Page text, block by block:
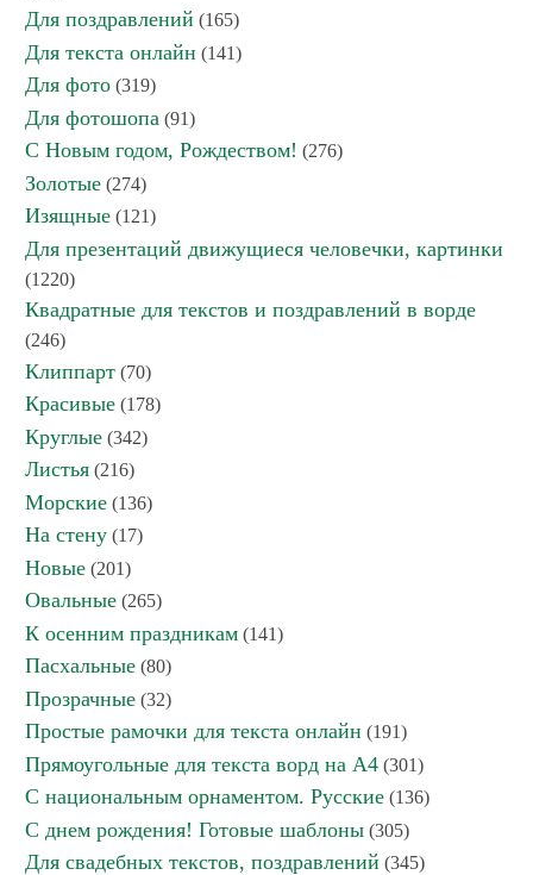
Для поздравлений (165)
Для текста онлайн (141)
Для фото (319)
Для фотошопа (91)
С Новым годом, Рождеством! (276)
Золотые (274)
Изящные (121)
Для презентаций движущиеся человечки, картинки
(1220)
Квадратные для текстов и поздравлений в ворде
(246)
Клиппарт (70)
Красивые (178)
Круглые (342)
Листья (216)
Морские (136)
На стену (17)
Новые (201)
Овальные (265)
К осенним праздникам (141)
Пасхальные (80)
Прозрачные (32)
Простые рамочки для текста онлайн (191)
Прямоугольные для текста ворд на А4 (301)
С национальным орнаментом. Русские (136)
С днем рождения! Готовые шаблоны (305)
Для свадебных текстов, поздравлений (345)